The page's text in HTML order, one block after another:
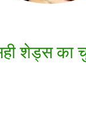
शेड्स का